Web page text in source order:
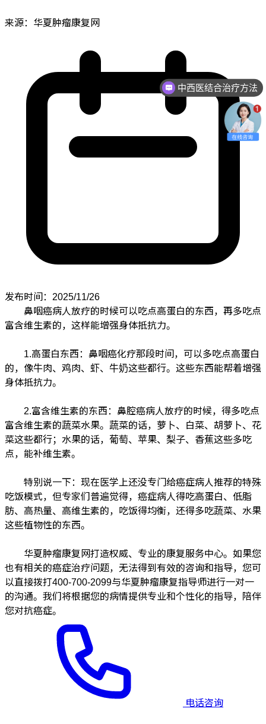
来源：华夏肿瘤康复网
发布时间：2025/11/26
鼻咽癌病人放疗的时候可以吃点高蛋白的东西，再多吃点
富含维生素的，这样能增强身体抵抗力。
1.高蛋白东西：鼻咽癌化疗那段时间，可以多吃点高蛋白
的，像牛肉、鸡肉、虾、牛奶这些都行。这些东西能帮着增强
身体抵抗力。
2.富含维生素的东西：鼻腔癌病人放疗的时候，得多吃点
富含维生素的蔬菜水果。蔬菜的话，萝卜、白菜、胡萝卜、花
菜这些都行；水果的话，葡萄、苹果、梨子、香蕉这些多吃
点，能补维生素。
特别说一下：现在医学上还没专门给癌症病人推荐的特殊
吃饭模式，但专家们普遍觉得，癌症病人得吃高蛋白、低脂
肪、高热量、高维生素的，吃饭得均衡，还得多吃蔬菜、水果
这些植物性的东西。
华夏肿瘤康复网打造权威、专业的康复服务中心。如果您
也有相关的癌症治疗问题，无法得到有效的咨询和指导，您可
以直接拨打400-700-2099与华夏肿瘤康复指导师进行一对一
的沟通。我们将根据您的病情提供专业和个性化的指导，陪伴
您对抗癌症。
电话咨询
中西医结合治疗方法